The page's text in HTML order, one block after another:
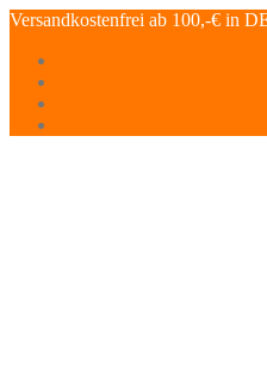
Versandkostenfrei ab 100,-€ in